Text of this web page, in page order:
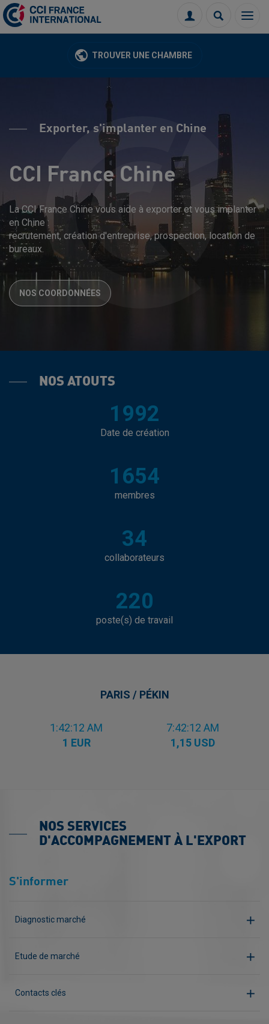
Menu
Connexion
TROUVER UNE CHAMBRE
Exporter, s'implanter en Chine
CCI France Chine
La CCI France Chine vous aide à exporter et vous implanter
en Chine :
recrutement, création d'entreprise, prospection, location de
bureaux.
NOS COORDONNÉES
NOS ATOUTS
1992
Date de création
1654
membres
34
collaborateurs
220
poste(s) de travail
PARIS / PÉKIN
1:42:12 AM
1 EUR
7:42:12 AM
1,15 USD
NOS SERVICES
D'ACCOMPAGNEMENT À L'EXPORT
S'informer
Diagnostic marché
Etude de marché
Contacts clés